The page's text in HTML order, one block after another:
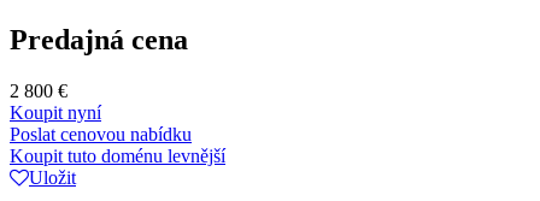
Predajná cena
2 800 €
Koupit nyní
Poslat cenovou nabídku
Koupit tuto doménu levnější
Uložit